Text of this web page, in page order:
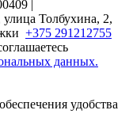
|
Толбухина, 2,
+375 291212755
данных.
удобства